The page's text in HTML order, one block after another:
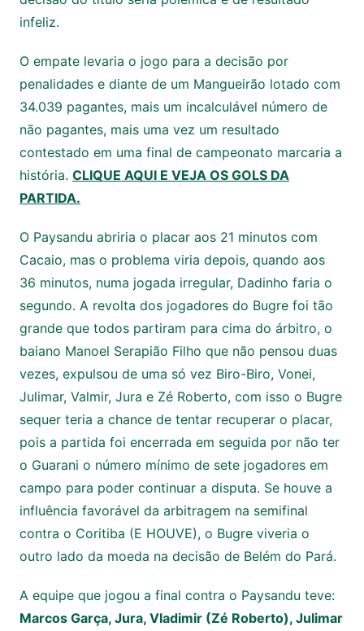
infeliz.
O empate levaria o jogo para a decisão por
penalidades e diante de um Mangueirão lotado com
34.039 pagantes, mais um incalculável número de
não pagantes, mais uma vez um resultado
contestado em uma final de campeonato marcaria a
história. CLIQUE AQUI E VEJA OS GOLS DA
PARTIDA.
O Paysandu abriria o placar aos 21 minutos com
Cacaio, mas o problema viria depois, quando aos
36 minutos, numa jogada irregular, Dadinho faria o
segundo. A revolta dos jogadores do Bugre foi tão
grande que todos partiram para cima do árbitro, o
baiano Manoel Serapião Filho que não pensou duas
vezes, expulsou de uma só vez Biro-Biro, Vonei,
Julimar, Valmir, Jura e Zé Roberto, com isso o Bugre
sequer teria a chance de tentar recuperar o placar,
pois a partida foi encerrada em seguida por não ter
o Guarani o número mínimo de sete jogadores em
campo para poder continuar a disputa. Se houve a
influência favorável da arbitragem na semifinal
contra o Coritiba (E HOUVE), o Bugre viveria o
outro lado da moeda na decisão de Belém do Pará.
A equipe que jogou a final contra o Paysandu teve:
Marcos Garça, Jura, Vladimir (Zé Roberto), Julimar